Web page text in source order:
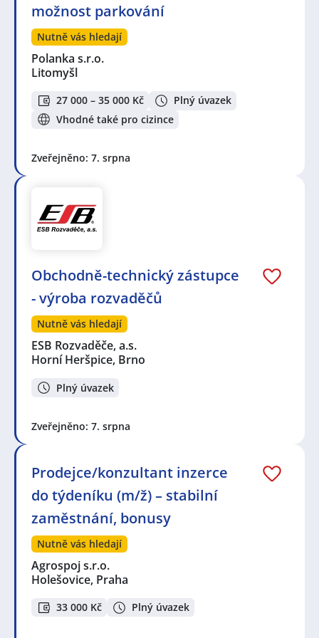
možnost parkování
Nutně vás hledají
Polanka s.r.o.
Litomyšl
27 000 – 35 000 Kč
Plný úvazek
Vhodné také pro cizince
Zveřejněno: 7. srpna
Obchodně-technický zástupce
- výroba rozvaděčů
Nutně vás hledají
ESB Rozvaděče, a.s.
Horní Heršpice, Brno
Plný úvazek
Zveřejněno: 7. srpna
Prodejce/konzultant inzerce
do týdeníku (m/ž) – stabilní
zaměstnání, bonusy
Nutně vás hledají
Agrospoj s.r.o.
Holešovice, Praha
33 000 Kč Plný úvazek